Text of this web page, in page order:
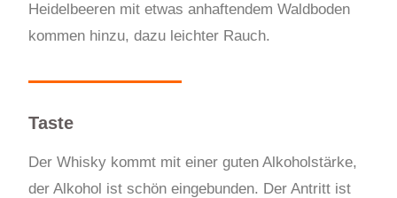
Heidelbeeren mit etwas anhaftendem Waldboden
kommen hinzu, dazu leichter Rauch.
Taste
Der Whisky kommt mit einer guten Alkoholstärke,
der Alkohol ist schön eingebunden. Der Antritt ist